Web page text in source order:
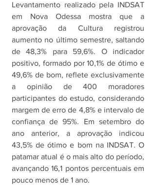
Levantamento realizado pela INDSAT
em Nova Odessa mostra que a
aprovação da Cultura registrou
aumento no último semestre, saltando
de 48,3% para 59,6%. O indicador
positivo, formado por 10,1% de ótimo e
49,6% de bom, reflete exclusivamente
a opinião de 400 moradores
participantes do estudo, considerando
margem de erro de 4,8% e intervalo de
confiança de 95%. Em setembro do
ano anterior, a aprovação indicou
43,5% de ótimo e bom na INDSAT. O
patamar atual é o mais alto do período,
avançando 16,1 pontos percentuais em
pouco menos de 1 ano.